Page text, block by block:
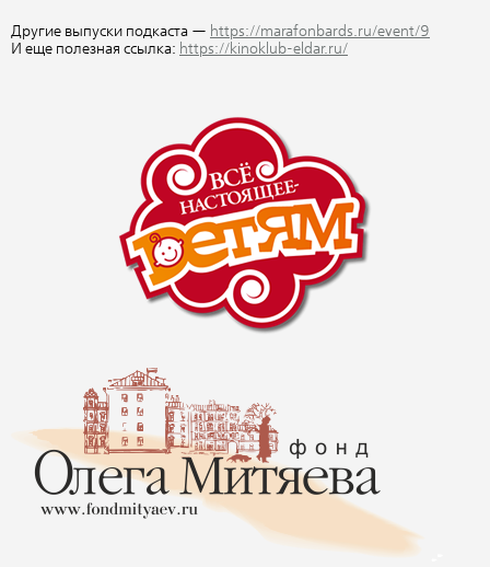
Другие выпуски подкаста — https://marafonbards.ru/event/9
И еще полезная ссылка: https://kinoklub-eldar.ru/